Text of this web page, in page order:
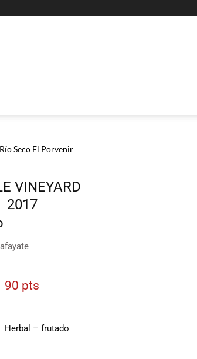
Seco El Porvenir
VINEYARD
2017
90 pts
Herbal – frutado